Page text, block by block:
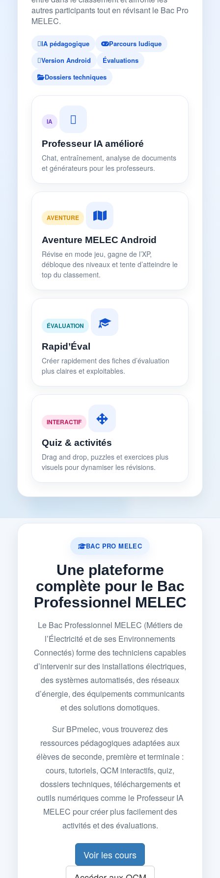
autres participants tout en révisant le Bac Pro
MELEC.
IA pédagogique
Parcours ludique
Version Android
Évaluations
Dossiers techniques
IA
Professeur IA amélioré
Chat, entraînement, analyse de documents
et générateurs pour les professeurs.
AVENTURE
Aventure MELEC Android
Révise en mode jeu, gagne de l’XP,
débloque des niveaux et tente d’atteindre le
top du classement.
ÉVALUATION
Rapid’Éval
Créer rapidement des fiches d’évaluation
plus claires et exploitables.
INTERACTIF
Quiz & activités
Drag and drop, puzzles et exercices plus
visuels pour dynamiser les révisions.
BAC PRO MELEC
Une plateforme
complète pour le Bac
Professionnel MELEC
Le Bac Professionnel MELEC (Métiers de
l’Électricité et de ses Environnements
Connectés) forme des techniciens capables
d’intervenir sur des installations électriques,
des systèmes automatisés, des réseaux
d’énergie, des équipements communicants
et des solutions domotiques.
Sur BPmelec, vous trouverez des
ressources pédagogiques adaptées aux
élèves de seconde, première et terminale :
cours, tutoriels, QCM interactifs, quiz,
dossiers techniques, téléchargements et
outils numériques comme le Professeur IA
MELEC pour créer plus facilement des
activités et des évaluations.
Voir les cours